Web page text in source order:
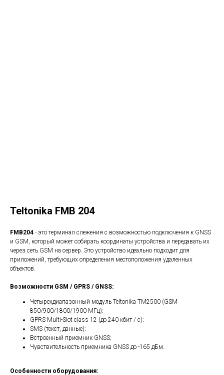
Teltonika FMB 204
FMB204 - это терминал слежения с возможностью подключения к GNSS
и GSM, который может собирать координаты устройства и передавать их
через сеть GSM на сервер. Это устройство идеально подходит для
приложений, требующих определения местоположения удаленных
объектов.
Возможности GSM / GPRS / GNSS:
Четырехдиапазонный модуль Teltonika TM2500 (GSM
850/900/1800/1900 МГц);
GPRS Multi-Slot class 12 (до 240 кбит / с);
SMS (текст, данные);
Встроенный приемник GNSS;
Чувствительность приемника GNSS до -165 дБм.
Особенности оборудования: